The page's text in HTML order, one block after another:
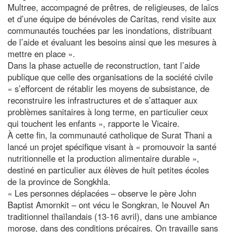
Multree, accompagné de prêtres, de religieuses, de laïcs
et d’une équipe de bénévoles de Caritas, rend visite aux
communautés touchées par les inondations, distribuant
de l’aide et évaluant les besoins ainsi que les mesures à
mettre en place ».
Dans la phase actuelle de reconstruction, tant l’aide
publique que celle des organisations de la société civile
« s’efforcent de rétablir les moyens de subsistance, de
reconstruire les infrastructures et de s’attaquer aux
problèmes sanitaires à long terme, en particulier ceux
qui touchent les enfants », rapporte le Vicaire.
À cette fin, la communauté catholique de Surat Thani a
lancé un projet spécifique visant à « promouvoir la santé
nutritionnelle et la production alimentaire durable »,
destiné en particulier aux élèves de huit petites écoles
de la province de Songkhla.
« Les personnes déplacées – observe le père John
Baptist Amornkit – ont vécu le Songkran, le Nouvel An
traditionnel thaïlandais (13-16 avril), dans une ambiance
morose, dans des conditions précaires. On travaille sans